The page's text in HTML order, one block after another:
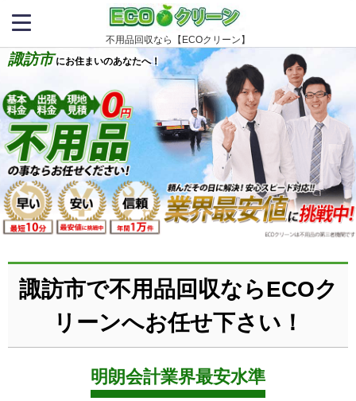
不用品回収なら【ECOクリーン】
諏訪市 にお住まいのあなたへ！
諏訪市で不用品回収ならECOク
リーンへお任せ下さい！
明朗会計業界最安水準